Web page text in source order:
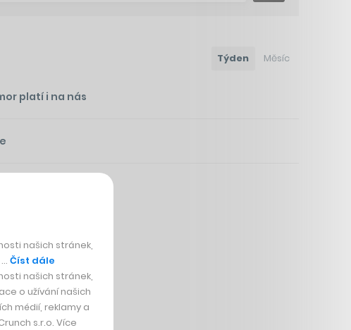
Týden Měsíc
platí i na nás
mnohem víc
našich stránek,
Číst dále
našich stránek,
o užívání našich
médií, reklamy a
s.r.o. Více